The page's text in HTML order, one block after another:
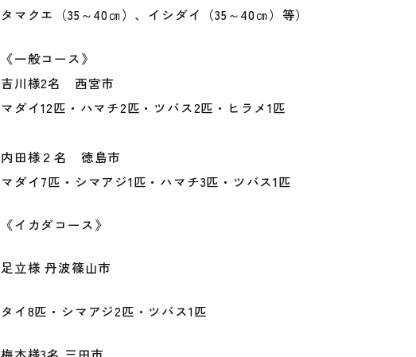
タマクエ（35～40㎝）、イシダイ（35～40㎝）等）
《一般コース》
吉川様2名 西宮市
マダイ12匹・ハマチ2匹・ツバス2匹・ヒラメ1匹
内田様２名 徳島市
マダイ7匹・シマアジ1匹・ハマチ3匹・ツバス1匹
《イカダコース》
足立様 丹波篠山市
タイ8匹・シマアジ2匹・ツバス1匹